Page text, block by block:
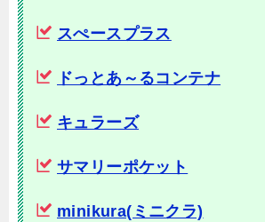
スぺースプラス
ドっとあ～るコンテナ
キュラーズ
サマリーポケット
minikura(ミニクラ)